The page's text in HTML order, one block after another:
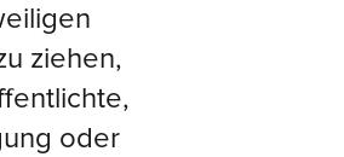
ziehen,
oder